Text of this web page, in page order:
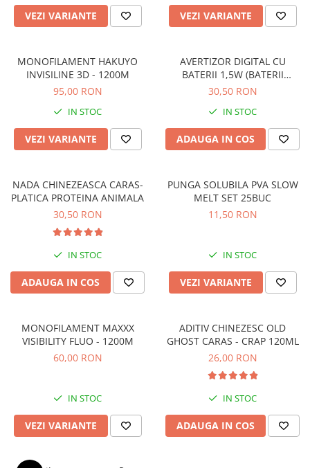
Echipament de bază
Fire feeder
Cârlige feeder
Momitoare method feeder
Matriță method feeder
Coșulețe feeder
Accesorii feeder
Nadă și momeală
Nadă feeder
Momeală cârlig feeder
Pelete
Pop-up
Alune tigrate
Semnalizare și suport
Avertizori feeder
Accesorii diverse
Vartej pescuit
Rig pescuit
VEZI VARIANTE VEZI VARIANTE
MONOFILAMENT HAKUYO
INVISILINE 3D - 1200M
95,00 RON
IN STOC
VEZI VARIANTE
AVERTIZOR DIGITAL CU
BATERII 1,5W (BATERII
INCLUSE)
30,50 RON
IN STOC
ADAUGA IN COS
NADA CHINEZEASCA CARAS-
PLATICA PROTEINA ANIMALA
30,50 RON
IN STOC
ADAUGA IN COS
PUNGA SOLUBILA PVA SLOW
MELT SET 25BUC
11,50 RON
IN STOC
VEZI VARIANTE
MONOFILAMENT MAXXX
VISIBILITY FLUO - 1200M
60,00 RON
IN STOC
VEZI VARIANTE
ADITIV CHINEZESC OLD
GHOST CARAS - CRAP 120ML
26,00 RON
IN STOC
ADAUGA IN COS